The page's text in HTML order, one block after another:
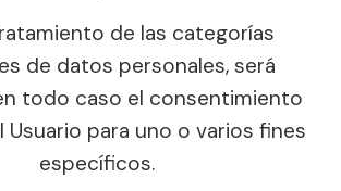
de las categorías
de datos personales, será
todo caso el consentimiento
para uno o varios fines
específicos.